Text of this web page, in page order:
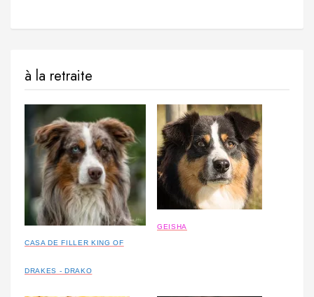
à la retraite
CASA DE FILLER KING OF
DRAKES - DRAKO
GEISHA